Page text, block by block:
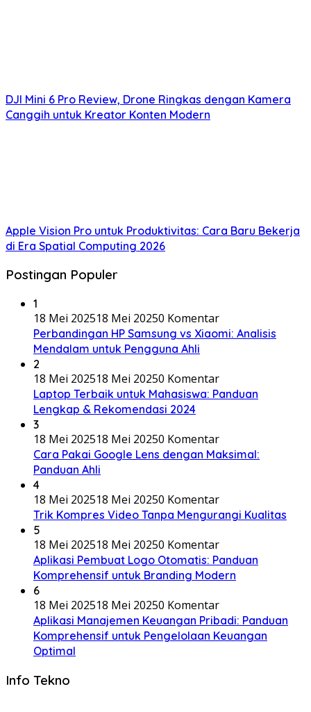
DJI Mini 6 Pro Review, Drone Ringkas dengan Kamera
Canggih untuk Kreator Konten Modern
Apple Vision Pro untuk Produktivitas: Cara Baru Bekerja
di Era Spatial Computing 2026
Postingan Populer
1
18 Mei 202518 Mei 20250 Komentar
Perbandingan HP Samsung vs Xiaomi: Analisis
Mendalam untuk Pengguna Ahli
2
18 Mei 202518 Mei 20250 Komentar
Laptop Terbaik untuk Mahasiswa: Panduan
Lengkap & Rekomendasi 2024
3
18 Mei 202518 Mei 20250 Komentar
Cara Pakai Google Lens dengan Maksimal:
Panduan Ahli
4
18 Mei 202518 Mei 20250 Komentar
Trik Kompres Video Tanpa Mengurangi Kualitas
5
18 Mei 202518 Mei 20250 Komentar
Aplikasi Pembuat Logo Otomatis: Panduan
Komprehensif untuk Branding Modern
6
18 Mei 202518 Mei 20250 Komentar
Aplikasi Manajemen Keuangan Pribadi: Panduan
Komprehensif untuk Pengelolaan Keuangan
Optimal
Info Tekno